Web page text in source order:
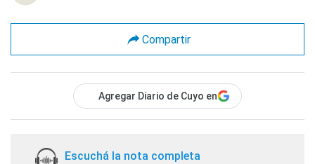
Compartir
Agregar Diario de Cuyo en
Escuchá la nota completa